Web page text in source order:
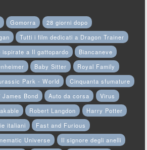
Gomorra
28 giorni dopo
Tutti i film dedicati a Dragon Trainer
ispirate a Il gattopardo
Biancaneve
Baby Sitter
Royal Family
Park - World
Cinquanta sfumature
James Bond Auto da corsa
Virus
Robert Langdon
Harry Potter
italiani
Fast and Furious
Universe
Il signore degli anelli